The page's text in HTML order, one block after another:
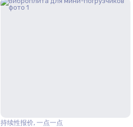
持续性报价, 一点一点